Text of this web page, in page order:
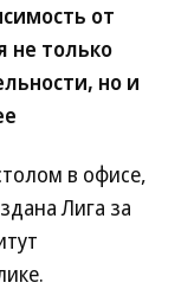
от
не только
но и
в офисе,
Лига за